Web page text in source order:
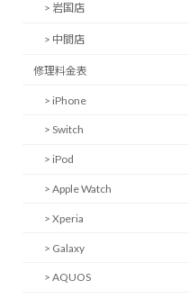
> 岩国店
> 中間店
修理料金表
> iPhone
> Switch
> iPod
> Apple Watch
> Xperia
> Galaxy
> AQUOS